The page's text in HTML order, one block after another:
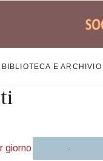
BIBLIOTECA E ARCHIVIO